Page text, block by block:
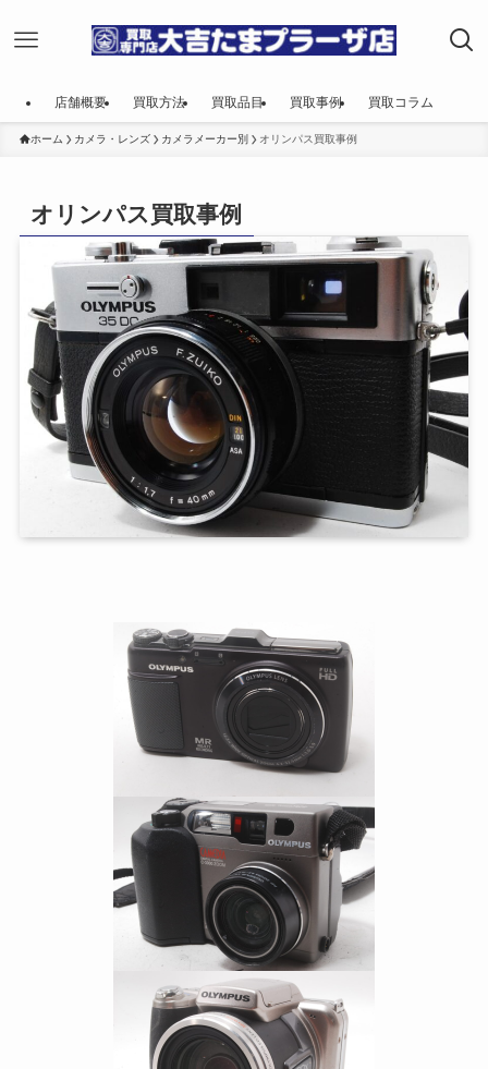
店舗概要 買取方法 買取品目 買取事例 買取コラム
ホーム カメラ・レンズ カメラメーカー別 オリンパス買取事例
オリンパス買取事例